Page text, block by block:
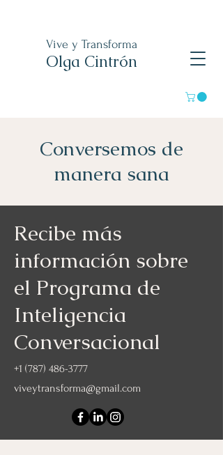
Vive y Transforma
Olga Cintrón
Conversemos de
manera sana
Recibe más
información sobre
el Programa de
Inteligencia
Conversacional
+1 (787) 486-3777
viveytransforma@gmail.com